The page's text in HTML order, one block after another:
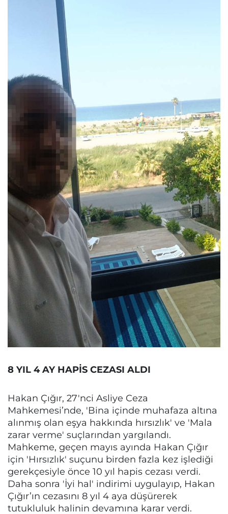
8 YIL 4 AY HAPİS CEZASI ALDI
Hakan Çığır, 27'nci Asliye Ceza
Mahkemesi’nde, 'Bina içinde muhafaza altına
alınmış olan eşya hakkında hırsızlık' ve 'Mala
zarar verme' suçlarından yargılandı.
Mahkeme, geçen mayıs ayında Hakan Çığır
için 'Hırsızlık' suçunu birden fazla kez işlediği
gerekçesiyle önce 10 yıl hapis cezası verdi.
Daha sonra 'İyi hal' indirimi uygulayıp, Hakan
Çığır’ın cezasını 8 yıl 4 aya düşürerek
tutukluluk halinin devamına karar verdi.